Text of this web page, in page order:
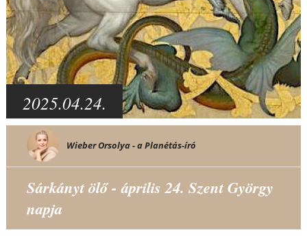
2025.04.24.
Wieber Orsolya - a Planétás-író
Sárkányt ölő - április 24. Szent György
napja